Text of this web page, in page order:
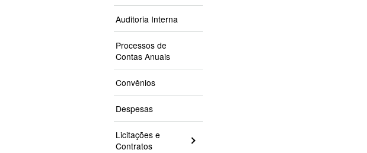
Auditoria Interna
Processos de
Contas Anuais
Convênios
Despesas
Licitações e
Contratos